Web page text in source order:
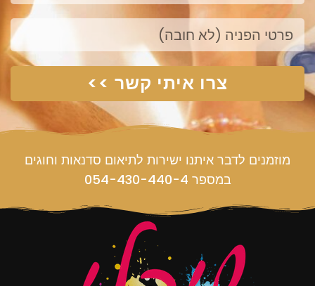
פנייה
צרו איתי קשר >>
מוזמנים לדבר איתנו ישירות לתיאום סדנאות וחוגים
במספר 054-430-440-4